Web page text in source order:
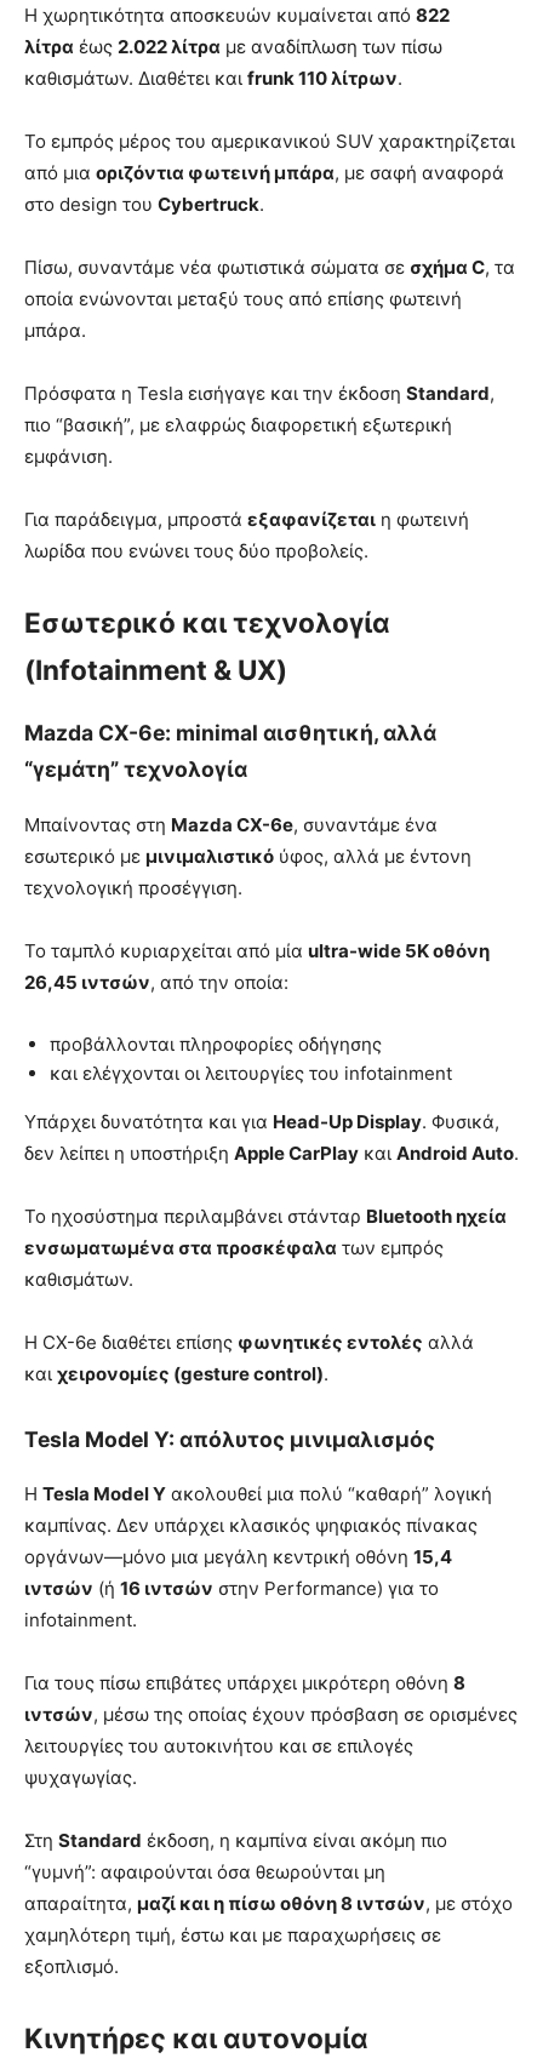
Η χωρητικότητα αποσκευών κυμαίνεται από 822
λίτρα έως 2.022 λίτρα με αναδίπλωση των πίσω
καθισμάτων. Διαθέτει και frunk 110 λίτρων.
Το εμπρός μέρος του αμερικανικού SUV χαρακτηρίζεται
από μια οριζόντια φωτεινή μπάρα, με σαφή αναφορά
στο design του Cybertruck.
Πίσω, συναντάμε νέα φωτιστικά σώματα σε σχήμα C, τα
οποία ενώνονται μεταξύ τους από επίσης φωτεινή
μπάρα.
Πρόσφατα η Tesla εισήγαγε και την έκδοση Standard,
πιο “βασική”, με ελαφρώς διαφορετική εξωτερική
εμφάνιση.
Για παράδειγμα, μπροστά εξαφανίζεται η φωτεινή
λωρίδα που ενώνει τους δύο προβολείς.
Εσωτερικό και τεχνολογία
(Infotainment & UX)
Mazda CX-6e: minimal αισθητική, αλλά
“γεμάτη” τεχνολογία
Μπαίνοντας στη Mazda CX-6e, συναντάμε ένα
εσωτερικό με μινιμαλιστικό ύφος, αλλά με έντονη
τεχνολογική προσέγγιση.
Το ταμπλό κυριαρχείται από μία ultra-wide 5K οθόνη
26,45 ιντσών, από την οποία:
προβάλλονται πληροφορίες οδήγησης
και ελέγχονται οι λειτουργίες του infotainment
Υπάρχει δυνατότητα και για Head-Up Display. Φυσικά,
δεν λείπει η υποστήριξη Apple CarPlay και Android Auto.
Το ηχοσύστημα περιλαμβάνει στάνταρ Bluetooth ηχεία
ενσωματωμένα στα προσκέφαλα των εμπρός
καθισμάτων.
Η CX-6e διαθέτει επίσης φωνητικές εντολές αλλά
και χειρονομίες (gesture control).
Tesla Model Y: απόλυτος μινιμαλισμός
Η Tesla Model Y ακολουθεί μια πολύ “καθαρή” λογική
καμπίνας. Δεν υπάρχει κλασικός ψηφιακός πίνακας
οργάνων—μόνο μια μεγάλη κεντρική οθόνη 15,4
ιντσών (ή 16 ιντσών στην Performance) για το
infotainment.
Για τους πίσω επιβάτες υπάρχει μικρότερη οθόνη 8
ιντσών, μέσω της οποίας έχουν πρόσβαση σε ορισμένες
λειτουργίες του αυτοκινήτου και σε επιλογές
ψυχαγωγίας.
Στη Standard έκδοση, η καμπίνα είναι ακόμη πιο
“γυμνή”: αφαιρούνται όσα θεωρούνται μη
απαραίτητα, μαζί και η πίσω οθόνη 8 ιντσών, με στόχο
χαμηλότερη τιμή, έστω και με παραχωρήσεις σε
εξοπλισμό.
Κινητήρες και αυτονομία